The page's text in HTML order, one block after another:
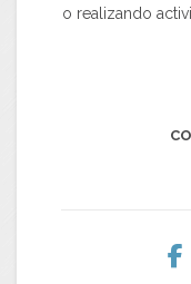
o realizando